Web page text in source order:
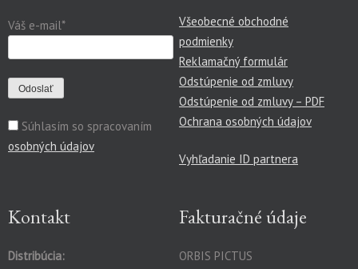
Váš e-mail*
Súhlasím so spracovaním
osobných údajov
Všeobecné obchodné
podmienky
Reklamačný formulár
Odstúpenie od zmluvy
Odstúpenie od zmluvy – PDF
Ochrana osobných údajov
Vyhľadanie ID partnera
Kontakt
Distribúcia:
Fakturačné údaje
ORBIS PICTUS